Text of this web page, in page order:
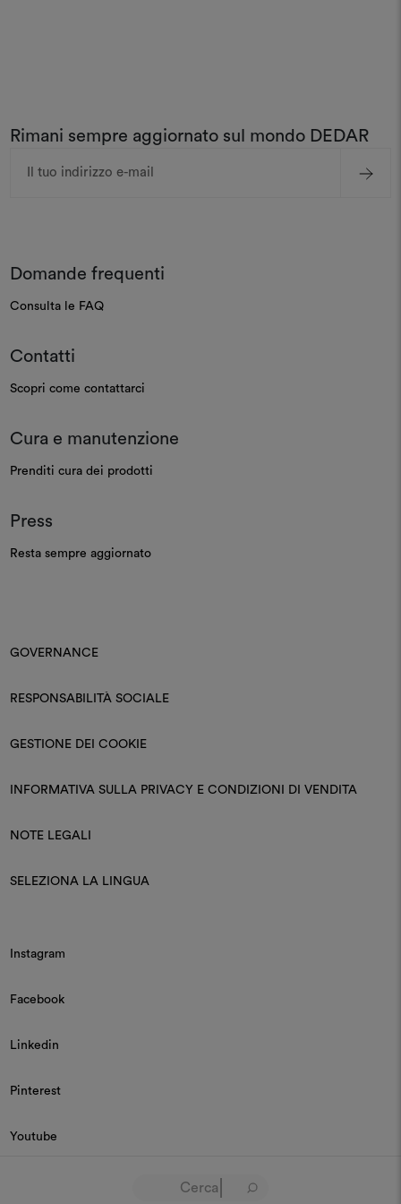
Rimani sempre aggiornato sul mondo DEDAR
Domande frequenti
Consulta le FAQ
Contatti
Scopri come contattarci
Cura e manutenzione
Prenditi cura dei prodotti
Press
Resta sempre aggiornato
GOVERNANCE
RESPONSABILITÀ SOCIALE
GESTIONE DEI COOKIE
INFORMATIVA SULLA PRIVACY E CONDIZIONI DI VENDITA
NOTE LEGALI
SELEZIONA LA LINGUA
Instagram
Facebook
Linkedin
Pinterest
Youtube
© 2026 Dedar P.IVA 03187590157